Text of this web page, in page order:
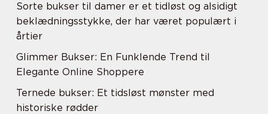
Sorte bukser til damer er et tidløst og alsidigt
beklædningsstykke, der har været populært i
årtier
Glimmer Bukser: En Funklende Trend til
Elegante Online Shoppere
Ternede bukser: Et tidsløst mønster med
historiske rødder